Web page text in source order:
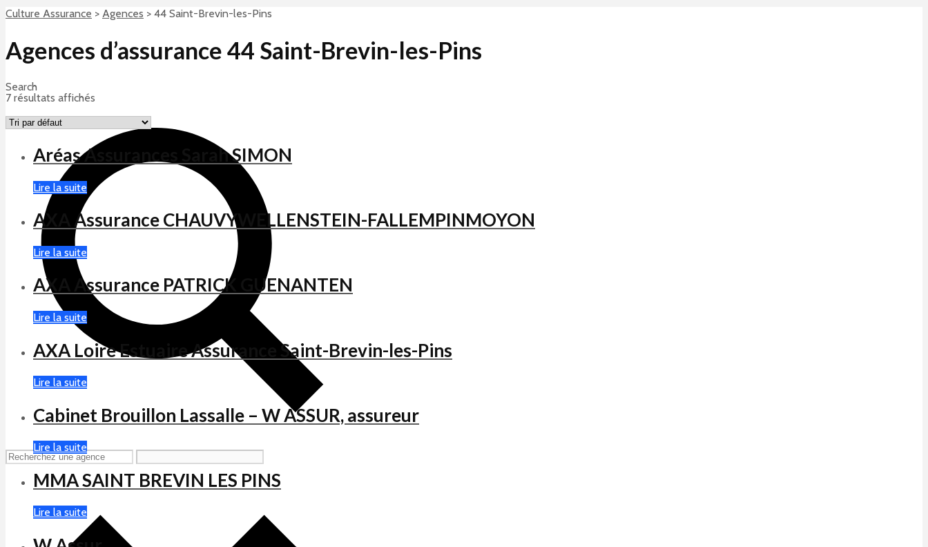
Culture Assurance > Agences > 44 Saint-Brevin-les-Pins
Agences d’assurance 44 Saint-Brevin-les-Pins
Search
7 résultats affichés
Aréas Assurances Sarah SIMON
Lire la suite
AXA Assurance CHAUVYWELLENSTEIN-FALLEMPINMOYON
Lire la suite
AXA Assurance PATRICK GUENANTEN
Lire la suite
AXA Loire Estuaire Assurance Saint-Brevin-les-Pins
Lire la suite
Cabinet Brouillon Lassalle – W ASSUR, assureur
Lire la suite
MMA SAINT BREVIN LES PINS
Lire la suite